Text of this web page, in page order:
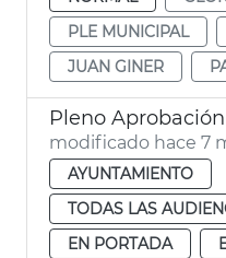
PLE MUNICIPAL
JUAN GINER
modificado hace 7
AYUNTAMIENTO
TODAS LAS
EN PORTADA